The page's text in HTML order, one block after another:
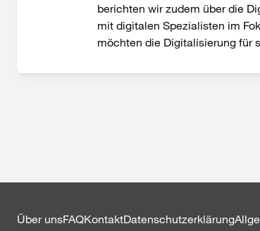
berichten wir zudem über die
mit digitalen Spezialisten im
möchten die Digitalisierung für
Über unsFAQKontaktDatenschutzerklärung